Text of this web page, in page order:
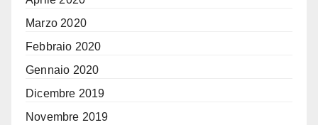
Marzo 2020
Febbraio 2020
Gennaio 2020
Dicembre 2019
Novembre 2019